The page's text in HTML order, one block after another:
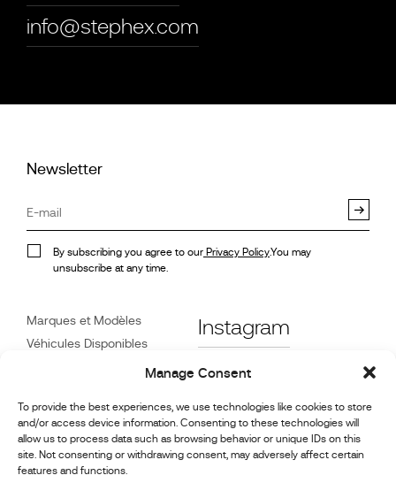
Manage Consent
To provide the best experiences, we use technologies like cookies to store
and/or access device information. Consenting to these technologies will
allow us to process data such as browsing behavior or unique IDs on this
site. Not consenting or withdrawing consent, may adversely affect certain
features and functions.
info@stephex.com
Newsletter
By subscribing you agree to our Privacy Policy.You may
unsubscribe at any time.
Marques et Modèles
Véhicules Disponibles
Service Client
Revendeurs
Contact
Instagram
Facebook